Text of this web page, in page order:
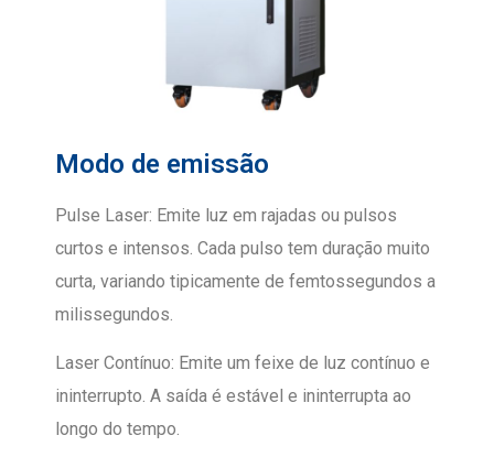
Modo de emissão
Pulse Laser: Emite luz em rajadas ou pulsos
curtos e intensos. Cada pulso tem duração muito
curta, variando tipicamente de femtossegundos a
milissegundos.
Laser Contínuo: Emite um feixe de luz contínuo e
ininterrupto. A saída é estável e ininterrupta ao
longo do tempo.